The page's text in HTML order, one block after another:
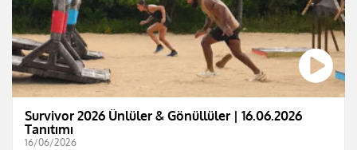
Survivor 2026 Ünlüler & Gönüllüler | 16.06.2026
Tanıtımı
16/06/2026